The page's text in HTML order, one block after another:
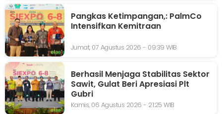
Pangkas Ketimpangan,: PalmCo
Intensifkan Kemitraan
Jumat, 07 Agustus 2026 - 09:39 WIB
Berhasil Menjaga Stabilitas Sektor
Sawit, Gulat Beri Apresiasi Plt
Gubri
Kamis, 06 Agustus 2026 - 21:25 WIB